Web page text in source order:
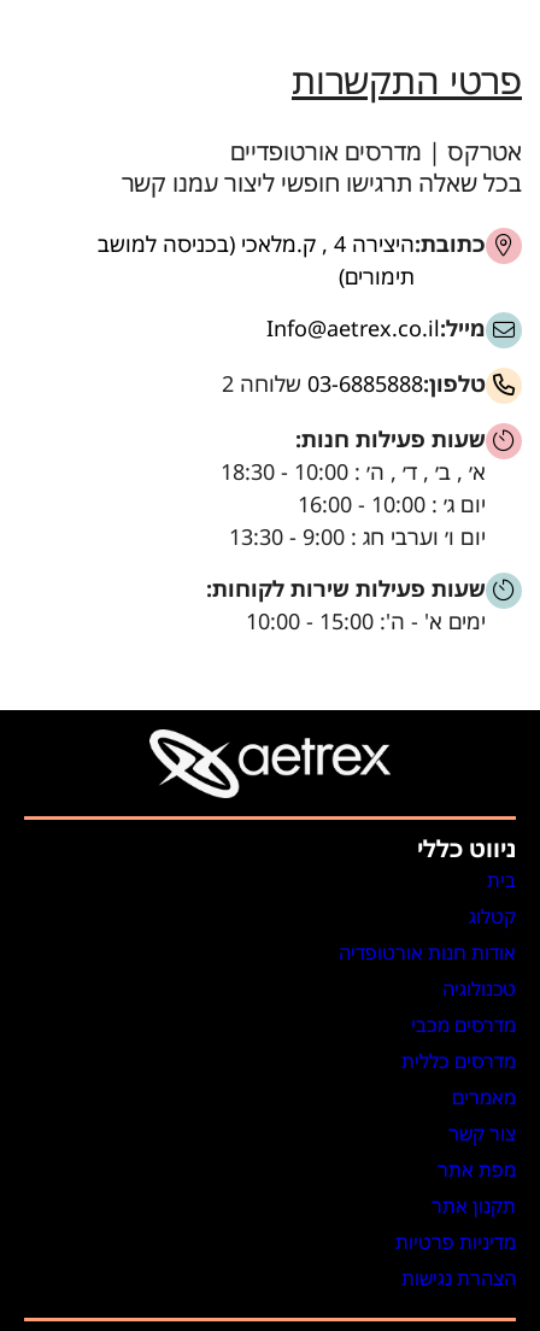
פרטי התקשרות
אטרקס | מדרסים אורטופדיים
בכל שאלה תרגישו חופשי ליצור עמנו קשר
כתובת:
היצירה 4 , ק.מלאכי (בכניסה למושב
תימורים)
מייל:Info@aetrex.co.il
טלפון:03-6885888 שלוחה 2
שעות פעילות חנות:
א׳ , ב׳ , ד׳ , ה׳ : 10:00 - 18:30
יום ג׳ : 10:00 - 16:00
יום ו׳ וערבי חג : 9:00 - 13:30
שעות פעילות שירות לקוחות:
ימים א' - ה': 15:00 - 10:00
ניווט כללי
בית
קטלוג
אודות חנות אורטופדיה
טכנולוגיה
מדרסים מכבי
מדרסים כללית
מאמרים
צור קשר
מפת אתר
תקנון אתר
מדיניות פרטיות
הצהרת נגישות